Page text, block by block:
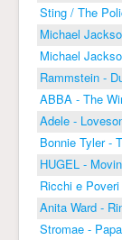
Sting / The
Michael
Michael
Rammstein -
ABBA - The
Adele -
Bonnie Tyler -
HUGEL -
Ricchi e
Anita Ward -
Stromae -